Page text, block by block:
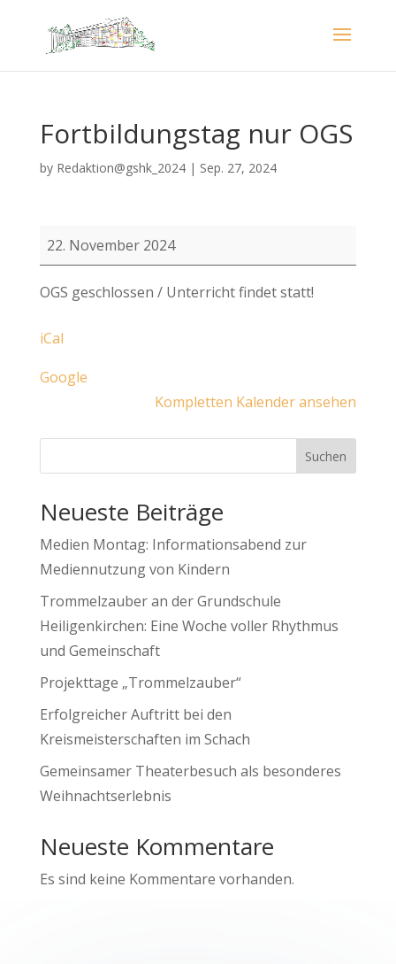
Fortbildungstag nur OGS
by Redaktion@gshk_2024| Sep. 27, 2024
Fortbildungstag
nur
OGS
22. November 2024
OGS geschlossen / Unterricht findet statt!
iCal
Google
Kompletten Kalender ansehen
Suchen
Neueste Beiträge
Medien Montag: Informationsabend zur
Mediennutzung von Kindern
Trommelzauber an der Grundschule
Heiligenkirchen: Eine Woche voller Rhythmus
und Gemeinschaft
Projekttage „Trommelzauber“
Erfolgreicher Auftritt bei den
Kreismeisterschaften im Schach
Gemeinsamer Theaterbesuch als besonderes
Weihnachtserlebnis
Neueste Kommentare
Es sind keine Kommentare vorhanden.